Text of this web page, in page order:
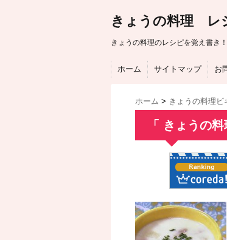
きょうの料理 レ
きょうの料理のレシピを覚え書き
ホーム サイトマップ お
ホーム > きょうの料理ビ
「 きょうの